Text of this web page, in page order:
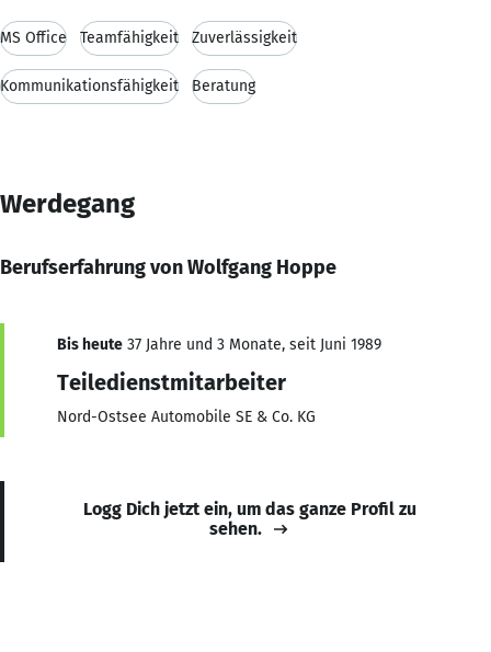
MS Office Teamfähigkeit Zuverlässigkeit
Kommunikationsfähigkeit Beratung
Werdegang
Berufserfahrung von Wolfgang Hoppe
Bis heute 37 Jahre und 3 Monate, seit Juni 1989
Teiledienstmitarbeiter
Nord-Ostsee Automobile SE & Co. KG
Logg Dich jetzt ein, um das ganze Profil zu
sehen.